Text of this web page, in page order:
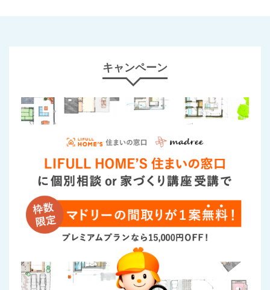
キャンペーン